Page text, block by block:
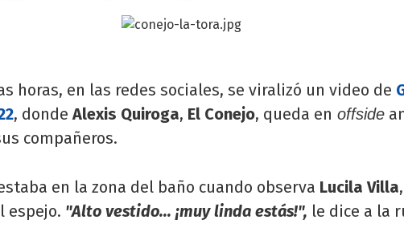
horas, en las redes sociales, se viralizó un video de
, dondeAlexis Quiroga, El Conejo, queda en offside
compañeros.
en la zona del baño cuando observa Lucila Villa,
espejo. "Alto vestido... ¡muy linda estás!", le dice a la